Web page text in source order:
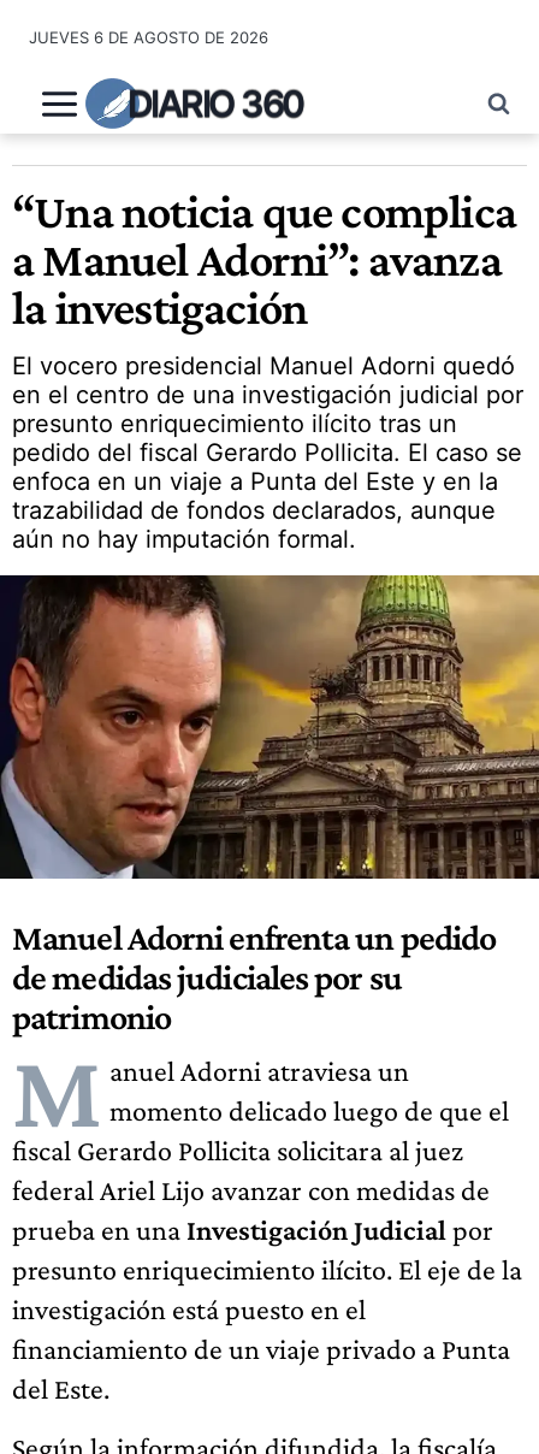
contenido
JUEVES 6 DE AGOSTO DE 2026
DIARIO 360
“Una noticia que complica
a Manuel Adorni”: avanza
la investigación
El vocero presidencial Manuel Adorni quedó
en el centro de una investigación judicial por
presunto enriquecimiento ilícito tras un
pedido del fiscal Gerardo Pollicita. El caso se
enfoca en un viaje a Punta del Este y en la
trazabilidad de fondos declarados, aunque
aún no hay imputación formal.
Manuel Adorni enfrenta un pedido
de medidas judiciales por su
patrimonio
M anuel Adorni atraviesa un
momento delicado luego de que el
fiscal Gerardo Pollicita solicitara al juez
federal Ariel Lijo avanzar con medidas de
prueba en una Investigación Judicial por
presunto enriquecimiento ilícito. El eje de la
investigación está puesto en el
financiamiento de un viaje privado a Punta
del Este.
Según la información difundida, la fiscalía